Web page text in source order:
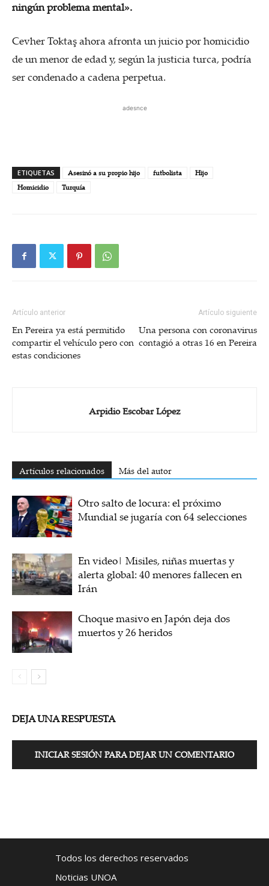
ningún problema mental».
Cevher Toktaş ahora afronta un juicio por homicidio
de un menor de edad y, según la justicia turca, podría
ser condenado a cadena perpetua.
adesnce
ETIQUETAS Asesinó a su propio hijo futbolista
Hijo
Homicidio
Turquía
Artículo anterior
En Pereira ya está permitido
compartir el vehículo pero con
estas condiciones
Artículo siguiente
Una persona con coronavirus
contagió a otras 16 en Pereira
Arpidio Escobar López
Artículos relacionados Más del autor
Otro salto de locura: el próximo
Mundial se jugaría con 64 selecciones
En video| Misiles, niñas muertas y
alerta global: 40 menores fallecen en
Irán
Choque masivo en Japón deja dos
muertos y 26 heridos
DEJA UNA RESPUESTA
INICIAR SESIÓN PARA DEJAR UN COMENTARIO
Todos los derechos reservados
Noticias UNOA